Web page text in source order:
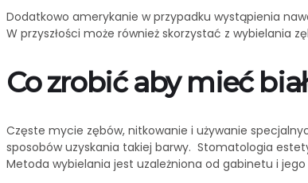
Dodatkowo amerykanie w przypadku wystąpienia
W przyszłości może również skorzystać z wybielania
Co zrobić aby mieć
Częste mycie zębów, nitkowanie i używanie
sposobów uzyskania takiej barwy. Stomatologia
Metoda wybielania jest uzależniona od gabinetu i jego